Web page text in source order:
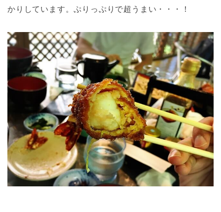
かりしています。ぷりっぷりで超うまい・・・！